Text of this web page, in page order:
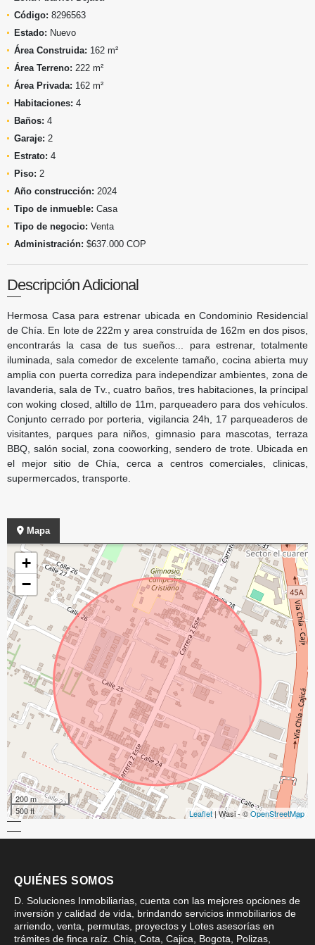
Código: 8296563
Estado: Nuevo
Área Construida: 162 m²
Área Terreno: 222 m²
Área Privada: 162 m²
Habitaciones: 4
Baños: 4
Garaje: 2
Estrato: 4
Piso: 2
Año construcción: 2024
Tipo de inmueble: Casa
Tipo de negocio: Venta
Administración: $637.000 COP
Descripción Adicional
Hermosa Casa para estrenar ubicada en Condominio Residencial
de Chía. En lote de 222m y area construída de 162m en dos pisos,
encontrarás la casa de tus sueños... para estrenar, totalmente
iluminada, sala comedor de excelente tamaño, cocina abierta muy
amplia con puerta corrediza para independizar ambientes, zona de
lavanderia, sala de Tv., cuatro baños, tres habitaciones, la príncipal
con woking closed, altillo de 11m, parqueadero para dos vehículos.
Conjunto cerrado por porteria, vigilancia 24h, 17 parqueaderos de
visitantes, parques para niños, gimnasio para mascotas, terraza
BBQ, salón social, zona cooworking, sendero de trote. Ubicada en
el mejor sitio de Chía, cerca a centros comerciales, clinicas,
supermercados, transporte.
Mapa
+
−
200 m
500 ft
Leaflet | Wasi - ©OpenStreetMap
QUIÉNES SOMOS
D. Soluciones Inmobiliarias, cuenta con las mejores opciones de
inversión y calidad de vida, brindando servicios inmobiliarios de
arriendo, venta, permutas, proyectos y Lotes asesorías en
trámites de finca raíz. Chia, Cota, Cajica, Bogota, Polizas,